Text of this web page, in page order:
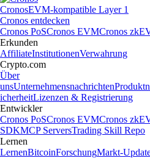
CronosEVM-kompatible Layer 1
Cronos entdecken
Cronos PoSCronos EVMCronos
Erkunden
AffiliateInstitutionenVerwahrung
Crypto.com
Über
unsUnternehmensnachrichten
icherheitLizenzen & Registrierung
Entwickler
Cronos PoSCronos EVMCronos
SDKMCP ServersTrading Skill Repo
Lernen
LernenBitcoinForschungMarkt-